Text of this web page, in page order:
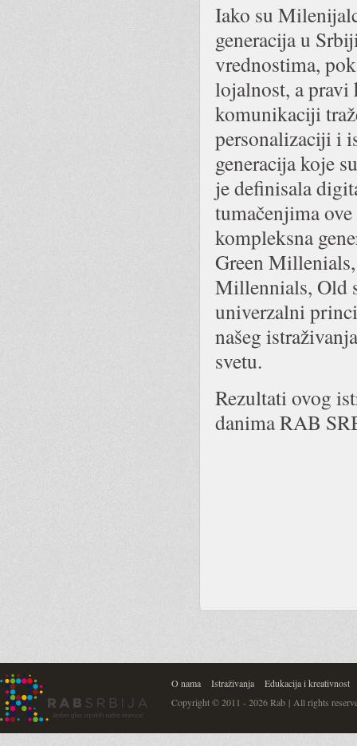
Iako su
generacija u
vrednostima,
lojalnost, a
komunikaciji
personalizaciji i
generacija koje
je definisala
tumačenjima
kompleksna
Green
Millennials, Old
univerzalni
našeg
svetu.
Rezultati ovog
danima RAB
O nama Istraživanja
Edukacija i kreativnost
Copyright © 2011 - 2026 Rab | All rights